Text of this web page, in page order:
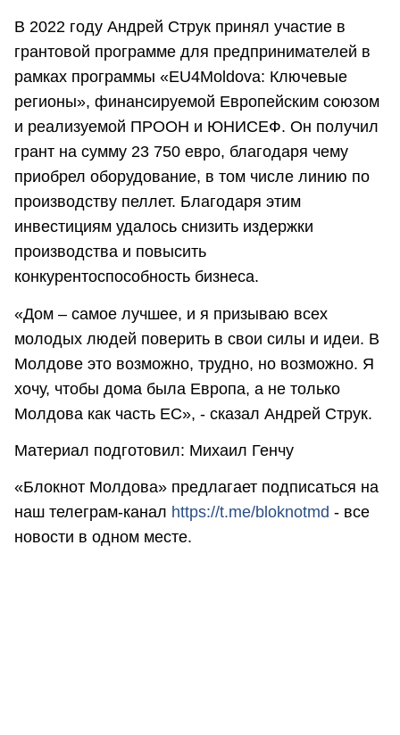
В 2022 году Андрей Струк принял участие в
грантовой программе для предпринимателей в
рамках программы «EU4Moldova: Ключевые
регионы», финансируемой Европейским союзом
и реализуемой ПРООН и ЮНИСЕФ. Он получил
грант на сумму 23 750 евро, благодаря чему
приобрел оборудование, в том числе линию по
производству пеллет. Благодаря этим
инвестициям удалось снизить издержки
производства и повысить
конкурентоспособность бизнеса.
«Дом – самое лучшее, и я призываю всех
молодых людей поверить в свои силы и идеи. В
Молдове это возможно, трудно, но возможно. Я
хочу, чтобы дома была Европа, а не только
Молдова как часть ЕС», - сказал Андрей Струк.
Материал подготовил: Михаил Генчу
«Блокнот Молдова» предлагает подписаться на
наш телеграм-канал https://t.me/bloknotmd - все
новости в одном месте.